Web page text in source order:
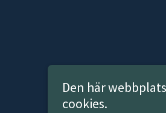
Den här
cookies.